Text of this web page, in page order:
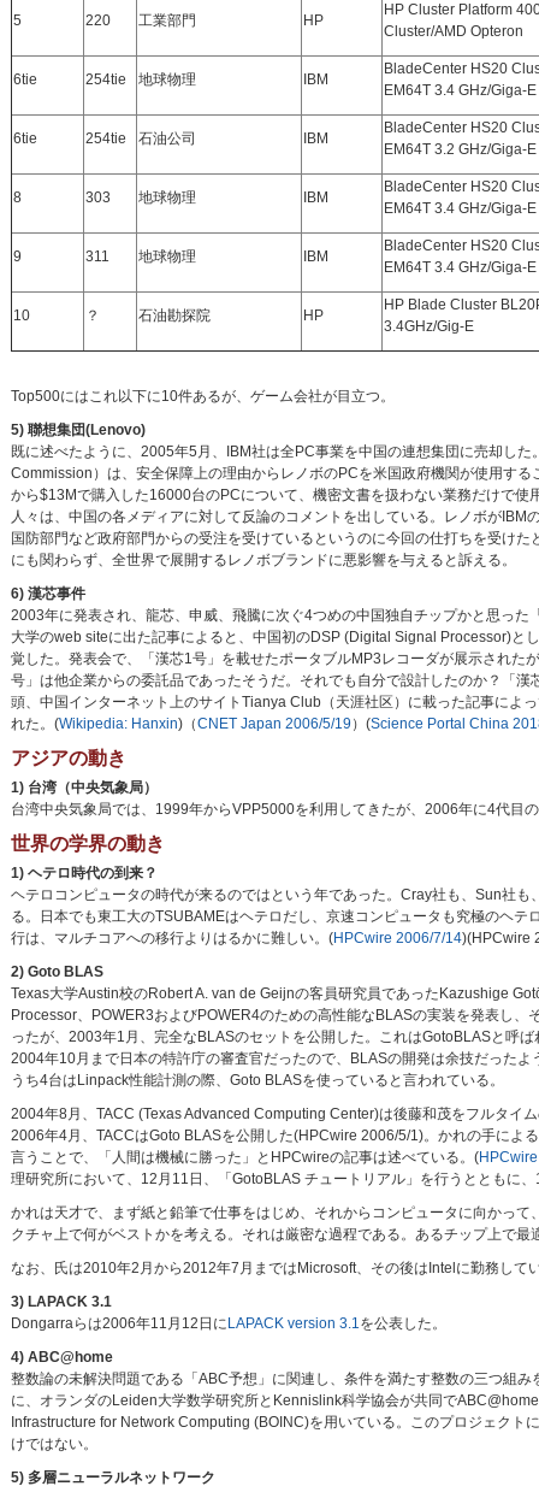
5 220 工業部門 HP
HP Cluster Platform
Cluster/AMD Opteron
6tie 254tie 地球物理 IBM
BladeCenter HS20
EM64T 3.4 GHz/Giga-E
6tie 254tie 石油公司 IBM
BladeCenter HS20
EM64T 3.2 GHz/Giga-E
8 303 地球物理 IBM
BladeCenter HS20
EM64T 3.4 GHz/Giga-E
9 311 地球物理 IBM
BladeCenter HS20
EM64T 3.4 GHz/Giga-E
10 ？ 石油勘探院 HP
HP Blade Cluster
3.4GHz/Gig-E
Top500にはこれ以下に10件あるが、ゲーム会社が目立つ。
5) 聯想集団(Lenovo)
既に述べたように、2005年5月、IBM社は全PC事業を中国の連想集団に売却し
Commission）は、安全保障上の理由からレノボのPCを米国政府機関が使用する
から$13Mで購入した16000台のPCについて、機密文書を扱わない業務だけで
人々は、中国の各メディアに対して反論のコメントを出している。レノボが
国防部門など政府部門からの受注を受けているというのに今回の仕打ちを受け
にも関わらず、全世界で展開するレノボブランドに悪影響を与えると訴える。
6) 漢芯事件
2003年に発表され、龍芯、申威、飛騰に次ぐ4つめの中国独自チップかと思っ
大学のweb siteに出た記事によると、中国初のDSP (Digital Signal Processor)
覚した。発表会で、「漢芯1号」を載せたポータブルMP3レコーダが展示され
号」は他企業からの委託品であったそうだ。それでも自分で設計したのか？「
頭、中国インターネット上のサイトTianya Club（天涯社区）に載った記事によ
れた。(Wikipedia: Hanxin)（CNET Japan 2006/5/19 ）(Science Portal China
アジアの動き
1) 台湾（中央気象局）
台湾中央気象局では、1999年からVPP5000を利用してきたが、2006年に4代目
世界の学界の動き
1) ヘテロ時代の到来？
ヘテロコンピュータの時代が来るのではという年であった。Cray社も、Sun社
る。日本でも東工大のTSUBAMEはヘテロだし、京速コンピュータも究極のヘ
行は、マルチコアへの移行よりはるかに難しい。(HPCwire 2006/7/14)(HPCwire
2) Goto BLAS
Texas大学Austin校のRobert A. van de Geijnの客員研究員であったKazushige
Processor、POWER3およびPOWER4のための高性能なBLASの実装を発表し
ったが、2003年1月、完全なBLASのセットを公開した。これはGotoBLASと呼
2004年10月まで日本の特許庁の審査官だったので、BLASの開発は余技だった
うち4台はLinpack性能計測の際、Goto BLASを使っていると言われている。
2004年8月、TACC (Texas Advanced Computing Center)は後藤和茂をフルタイ
2006年4月、TACCはGoto BLASを公開した(HPCwire 2006/5/1)。かれの手によ
言うことで、「人間は機械に勝った」とHPCwireの記事は述べている。(
理研究所において、12月11日、「GotoBLAS チュートリアル」を行うとともに
かれは天才で、まず紙と鉛筆で仕事をはじめ、それからコンピュータに向かっ
クチャ上で何がベストかを考える。それは厳密な過程である。あるチップ上で
なお、氏は2010年2月から2012年7月まではMicrosoft、その後はIntelに勤務して
3) LAPACK 3.1
Dongarraらは2006年11月12日に LAPACK version 3.1を公表した。
4) ABC@home
整数論の未解決問題である「ABC予想」に関連し、条件を満たす整数の三つ組
に、オランダのLeiden大学数学研究所とKennislink科学協会が共同で
Infrastructure for Network Computing (BOINC)を用いている。このプロジェク
けではない。
5) 多層ニューラルネットワーク